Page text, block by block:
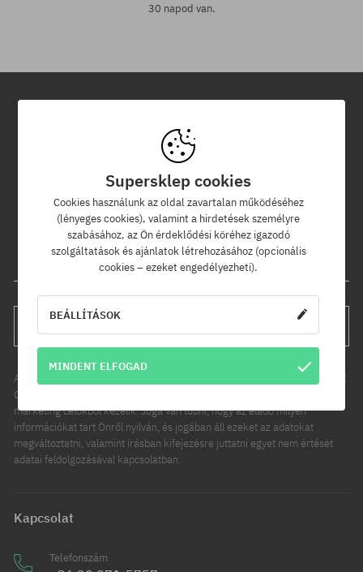
30 napod van.
Hírlevél
Iratkozz fel hírlevelünkre és értesülj az elsők között új termékeinkről
és kedvezményeinkről!
Ráadásul kapsz egy -5% kedvezménykódot az egész
rendelésedre!
Az Ön személyes adatainak kezelője a COOL SPORT DISTRIBUTION SP Z
O O, székhelye: Modlniczka, ul. Handlowców 2. Személyes adatait
marketing célokból kezelik. Joga van tudni, hogy az eladó milyen
információkat tart Önről nyilván, és jogában áll ezeket az adatokat
megváltoztatni, valamint írásban kifejezésre juttatni egyet nem értését
adatai feldolgozásával kapcsolatban.
Kapcsolat
Telefonszám
Supersklep cookies
Cookies használunk az oldal zavartalan működéséhez
(lényeges cookies), valamint a hirdetések személyre
szabásához, az Ön érdeklődési köréhez igazodó
szolgáltatások és ajánlatok létrehozásához (opcionális
cookies – ezeket engedélyezheti).
BEÁLLÍTÁSOK
MINDENT ELFOGAD